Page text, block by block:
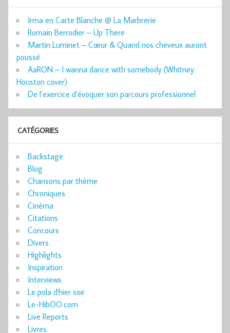
Irma en Carte Blanche @ La Marbrerie
Romain Berrodier – Up There
Martin Luminet – Cœur & Quand nos cheveux auront
poussé
AaRON – I wanna dance with somebody (Whitney
Houston cover)
De l’exercice d’évoquer son parcours professionnel
CATÉGORIES
Backstage
Blog
Chansons par thème
Chroniques
Cinéma
Citations
Concours
Divers
Highlights
Inspiration
Interviews
Le pola d'hier soir
Le-HibOO.com
Live Reports
Livres